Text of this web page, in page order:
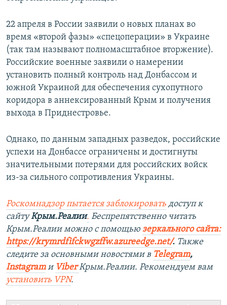
22 апреля в России заявили о новых планах во
время «второй фазы» «спецоперации» в Украине
(так там называют полномасштабное вторжение).
Российские военные заявили о намерении
установить полный контроль над Донбассом и
южной Украиной для обеспечения сухопутного
коридора в аннексированный Крым и получения
выхода в Приднестровье.
Однако, по данным западных разведок, российские
успехи на Донбассе ограничены и достигнуты
значительными потерями для российских войск
из-за сильного сопротивления Украины.
Роскомнадзор пытается заблокировать доступ к
сайтуКрым.Реалии. Беспрепятственно читать
Крым.Реалии можно с помощью зеркального сайта:
https://krymrdfifckwgzffw.azureedge.net/. ​ Также
следите за основными новостями в Telegram,
Instagram и ViberКрым.Реалии. Рекомендуем вам
установить VPN.